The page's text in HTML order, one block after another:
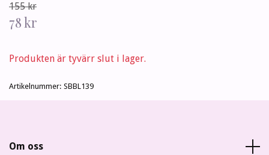
155 kr
78 kr
Produkten är tyvärr slut i lager.
Artikelnummer: SBBL139
Om oss